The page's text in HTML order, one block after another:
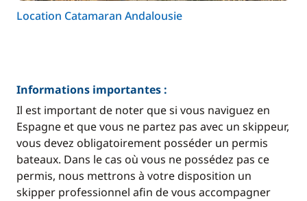
Location Catamaran Andalousie
Informations importantes :
Il est important de noter que si vous naviguez en
Espagne et que vous ne partez pas avec un skippeur,
vous devez obligatoirement posséder un permis
bateaux. Dans le cas où vous ne possédez pas ce
permis, nous mettrons à votre disposition un
skipper professionnel afin de vous accompagner